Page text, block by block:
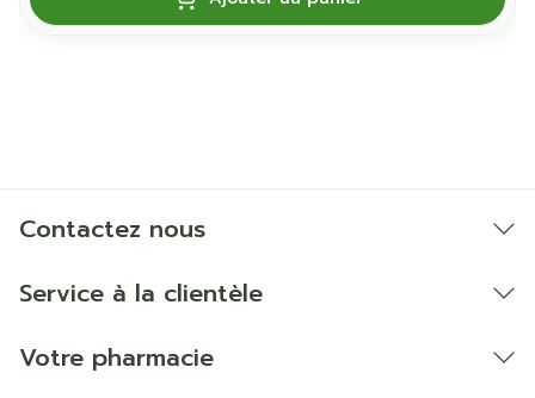
Contactez nous
Service à la clientèle
Votre pharmacie